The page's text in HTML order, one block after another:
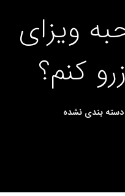
ویزای
کنم؟
دسته بندی نشده